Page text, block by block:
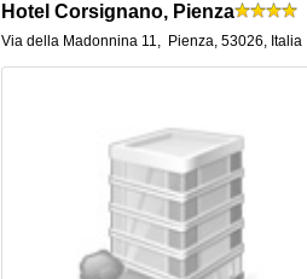
Hotel Corsignano, Pienza
Via della Madonnina 11, Pienza, 53026, Italia